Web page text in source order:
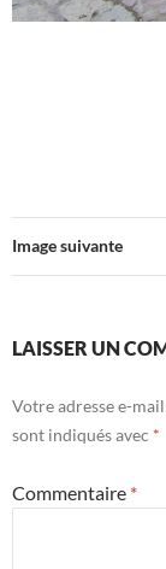
Image suivante
LAISSER UN
Votre adresse e-
sont indiqués avec *
Commentaire *